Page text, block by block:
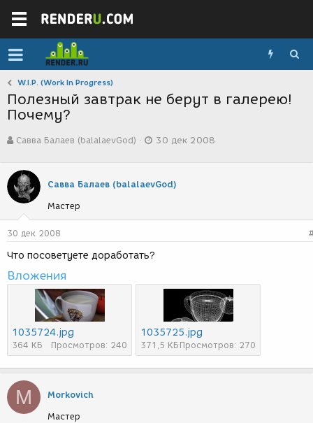
W.I.P. (Work In Progress)
Полезный завтрак не берут в галерею!
Почему?
в
о
р
т
е
м
ы
Савва Балаев (balalaevGod)
а
с
д
30 дек 2008
Савва Балаев (balalaevGod)
Мастер
30 дек 2008
Что посоветуете доработать?
Вложения
1035724.jpg
364 КБ Просмотров: 240
1035725.jpg
371,5 КБ Просмотров: 270
M Morkovich
Мастер